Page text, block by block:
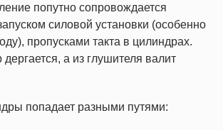
попутно сопровождается
силовой установки (особенно
пропусками такта в цилиндрах.
а из глушителя валит
попадает разными путями: